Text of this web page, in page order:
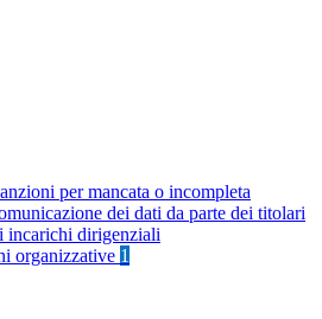
per mancata o incompleta
dei dati da parte dei titolari
incarichi dirigenziali
organizzative 1